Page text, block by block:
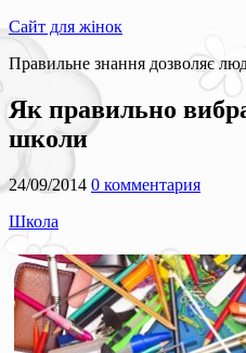
Сайт для жінок
Правильне знання дозволяє
Як правильно
школи
24/09/2014 0 комментария
Школа